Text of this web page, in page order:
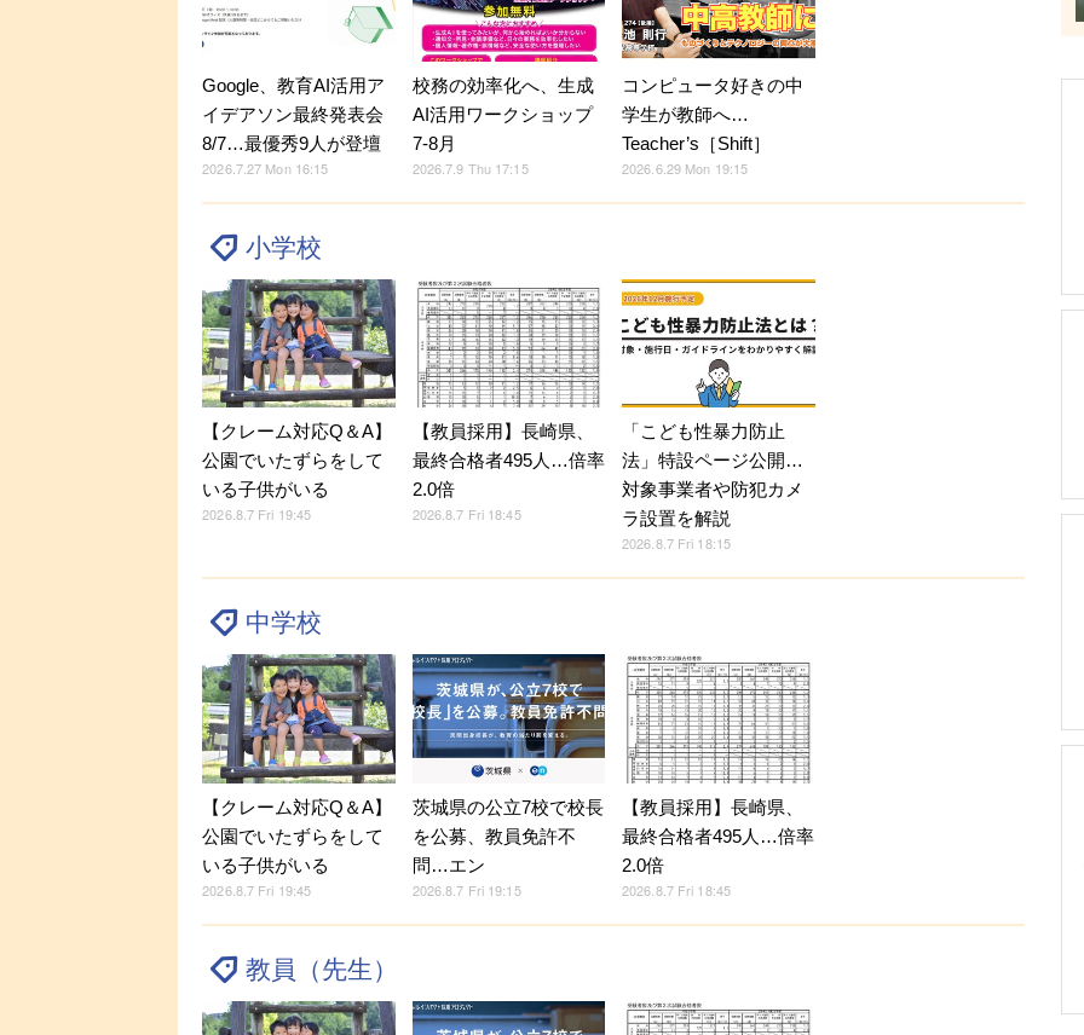
Google、教育AI活用ア
イデアソン最終発表会
8/7…最優秀9人が登壇
2026.7.27 Mon 16:15
校務の効率化へ、生成
AI活用ワークショップ
7-8月
2026.7.9 Thu 17:15
コンピュータ好きの中
学生が教師へ…
Teacher’s［Shift］
2026.6.29 Mon 19:15
小学校
【クレーム対応Q＆A】
公園でいたずらをして
いる子供がいる
2026.8.7 Fri 19:45
【教員採用】長崎県、
最終合格者495人…倍率
2.0倍
2026.8.7 Fri 18:45
「こども性暴力防止
法」特設ページ公開…
対象事業者や防犯カメ
ラ設置を解説
2026.8.7 Fri 18:15
中学校
【クレーム対応Q＆A】
公園でいたずらをして
いる子供がいる
2026.8.7 Fri 19:45
茨城県の公立7校で校長
を公募、教員免許不
問…エン
2026.8.7 Fri 19:15
【教員採用】長崎県、
最終合格者495人…倍率
2.0倍
2026.8.7 Fri 18:45
教員（先生）